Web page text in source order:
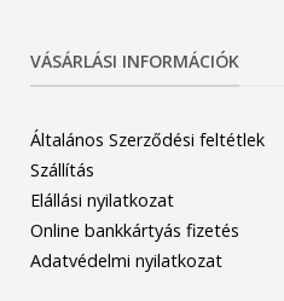
VÁSÁRLÁSI INFORMÁCIÓK
Általános Szerződési feltétlek
Szállítás
Elállási nyilatkozat
Online bankkártyás fizetés
Adatvédelmi nyilatkozat